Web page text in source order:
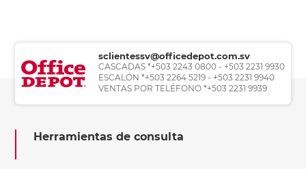
sclientessv@officedepot.com.sv
CASCADAS *+503 2243 0800 - +503 2231 9930
ESCALÓN *+503 2264 5219 - +503 2231 9940
VENTAS POR TELÉFONO *+503 2231 9939
Herramientas de consulta